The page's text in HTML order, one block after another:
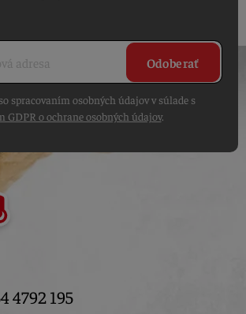
Odoberať
spracovaním osobných údajov v súlade s
GDPR o ochrane osobných údajov.
4792 195